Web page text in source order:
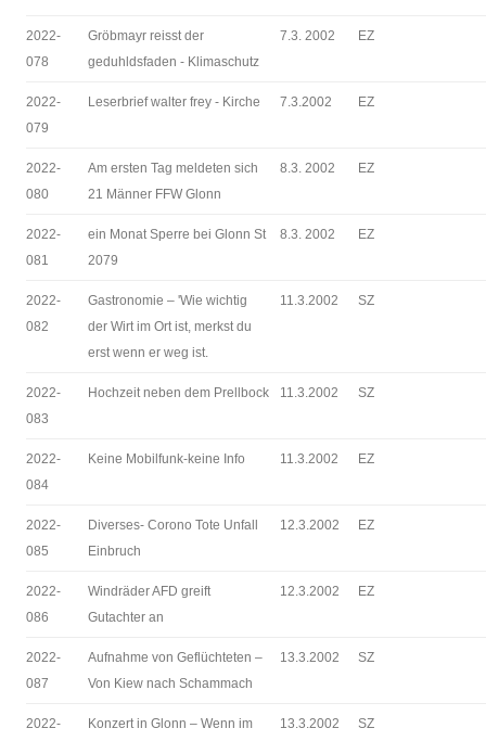
2022-
078
Gröbmayr reisst der
geduhldsfaden - Klimaschutz
7.3. 2002 EZ
2022-
079
Leserbrief walter frey - Kirche 7.3.2002 EZ
2022-
080
Am ersten Tag meldeten sich
21 Männer FFW Glonn
8.3. 2002 EZ
2022-
081
ein Monat Sperre bei Glonn St
2079
8.3. 2002 EZ
2022-
082
Gastronomie – 'Wie wichtig
der Wirt im Ort ist, merkst du
erst wenn er weg ist.
11.3.2002 SZ
2022-
083
Hochzeit neben dem Prellbock 11.3.2002 SZ
2022-
084
Keine Mobilfunk-keine Info 11.3.2002 EZ
2022-
085
Diverses- Corono Tote Unfall
Einbruch
12.3.2002 EZ
2022-
086
Windräder AFD greift
Gutachter an
12.3.2002 EZ
2022-
087
Aufnahme von Geflüchteten –
Von Kiew nach Schammach
13.3.2002 SZ
2022-
Konzert in Glonn – Wenn im
13.3.2002 SZ